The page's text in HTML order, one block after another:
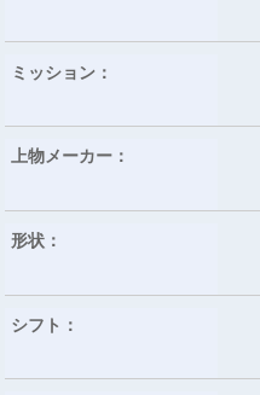
ミッション：
上物メーカー：
形状：
シフト：